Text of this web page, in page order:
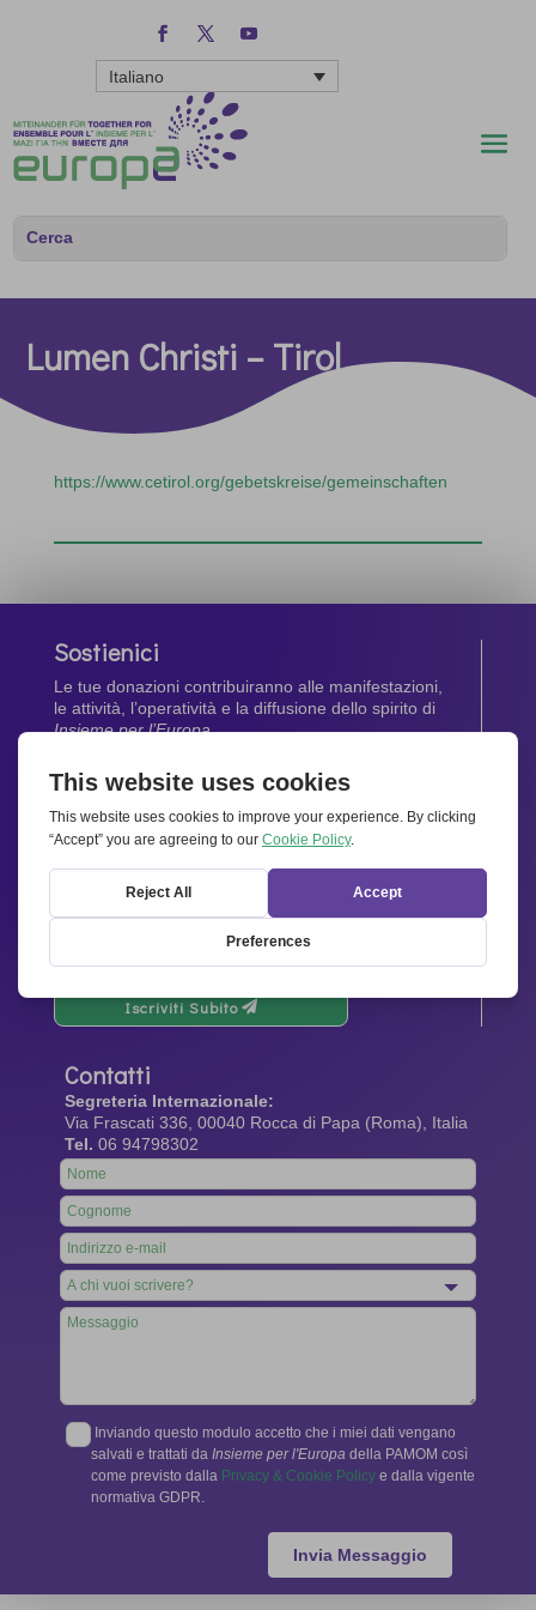
Italiano
Lumen Christi – Tirol
https://www.cetirol.org/gebetskreise/gemeinschaften
Sostienici
Le tue donazioni contribuiranno alle manifestazioni,
le attività, l’operatività e la diffusione dello spirito di
Insieme per l’Europa.
Dona Ora
Newsletter
Rimani aggiornato di tutte le ultime notizie dalla
Iscriviti Subito
Contatti
Segreteria Internazionale:
Via Frascati 336, 00040 Rocca di Papa (Roma), Italia
Tel. 06 94798302
Leave
this
field
blank
Inviando questo modulo accetto che i miei dati vengano
salvati e trattati da Insieme per l'Europa della PAMOM così
come previsto dalla Privacy & Cookie Policy e dalla vigente
normativa GDPR.
Invia Messaggio